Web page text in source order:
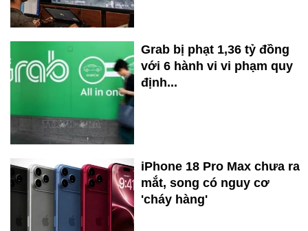
Grab bị phạt 1,36 tỷ đồng
với 6 hành vi vi phạm quy
định...
iPhone 18 Pro Max chưa ra
mắt, song có nguy cơ
'cháy hàng'